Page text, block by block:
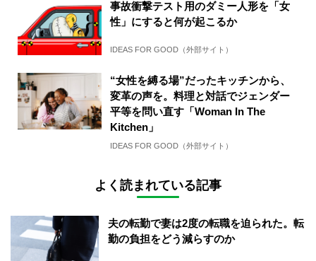
事故衝撃テスト用のダミー人形を「女
性」にすると何が起こるか
IDEAS FOR GOOD（外部サイト）
“女性を縛る場”だったキッチンから、
変革の声を。料理と対話でジェンダー
平等を問い直す「Woman In The
Kitchen」
IDEAS FOR GOOD（外部サイト）
よく読まれている記事
夫の転勤で妻は2度の転職を迫られた。転
勤の負担をどう減らすのか